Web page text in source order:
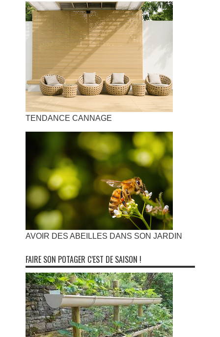
TENDANCE CANNAGE
AVOIR DES ABEILLES DANS SON JARDIN
FAIRE SON POTAGER C’EST DE SAISON !